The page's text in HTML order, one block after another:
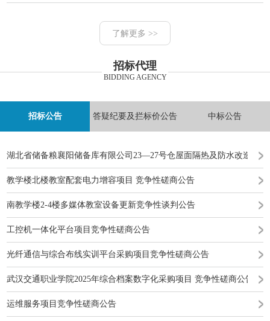
了解更多 >>
招标代理
BIDDING AGENCY
招标公告 答疑纪要及拦标价公告 中标公告
湖北省储备粮襄阳储备库有限公司23—27号仓屋面隔热及防水改造工
教学楼北楼教室配套电力增容项目 竞争性磋商公告
南教学楼2-4楼多媒体教室设备更新竞争性谈判公告
工控机一体化平台项目竞争性磋商公告
光纤通信与综合布线实训平台采购项目竞争性磋商公告
武汉交通职业学院2025年综合档案数字化采购项目 竞争性磋商公告
运维服务项目竞争性磋商公告